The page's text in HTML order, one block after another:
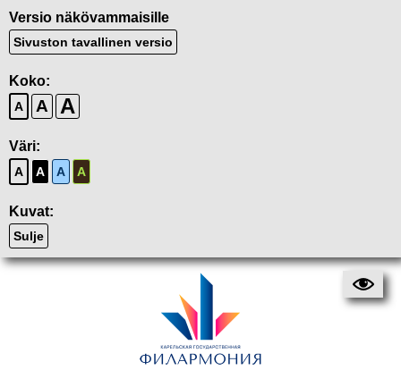
Versio näkövammaisille
Sivuston tavallinen versio
Koko:
A A A
Väri:
A A A A
Kuvat:
Sulje